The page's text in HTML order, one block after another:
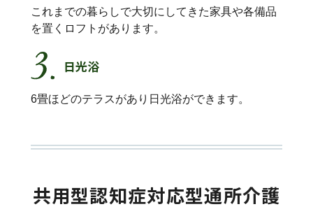
これまでの暮らしで大切にしてきた家具や各備品
を置くロフトがあります。
日光浴
6畳ほどのテラスがあり日光浴ができます。
共用型認知症対応型通所介護